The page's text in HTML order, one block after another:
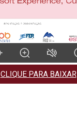
CLIQUE PARA BAIXAR